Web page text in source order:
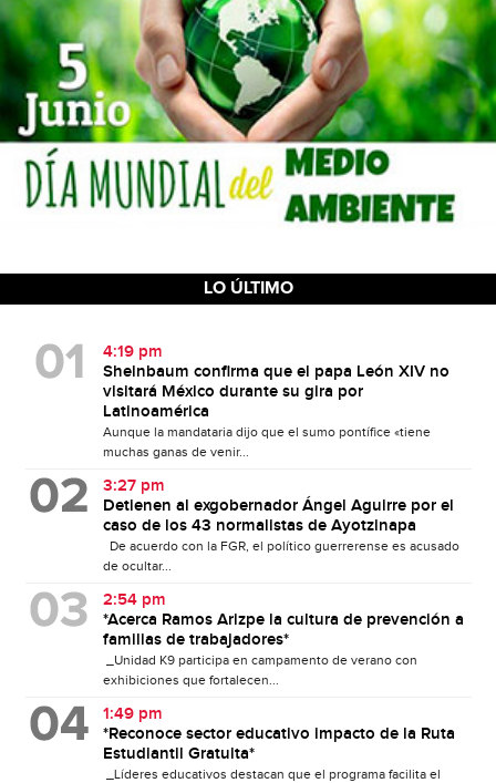
LO ÚLTIMO
4:19 pm
Sheinbaum confirma que el papa León XIV no
visitará México durante su gira por
Latinoamérica
Aunque la mandataria dijo que el sumo pontífice «tiene
muchas ganas de venir...
3:27 pm
Detienen al exgobernador Ángel Aguirre por el
caso de los 43 normalistas de Ayotzinapa
De acuerdo con la FGR, el político guerrerense es acusado
de ocultar...
2:54 pm
*Acerca Ramos Arizpe la cultura de prevención a
familias de trabajadores*
_Unidad K9 participa en campamento de verano con
exhibiciones que fortalecen...
1:49 pm
*Reconoce sector educativo impacto de la Ruta
Estudiantil Gratuita*
_Líderes educativos destacan que el programa facilita el